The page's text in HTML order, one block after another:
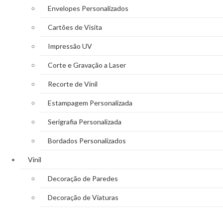
Envelopes Personalizados
Cartões de Visita
Impressão UV
Corte e Gravação a Laser
Recorte de Vinil
Estampagem Personalizada
Serigrafia Personalizada
Bordados Personalizados
Vinil
Decoração de Paredes
Decoração de Viaturas